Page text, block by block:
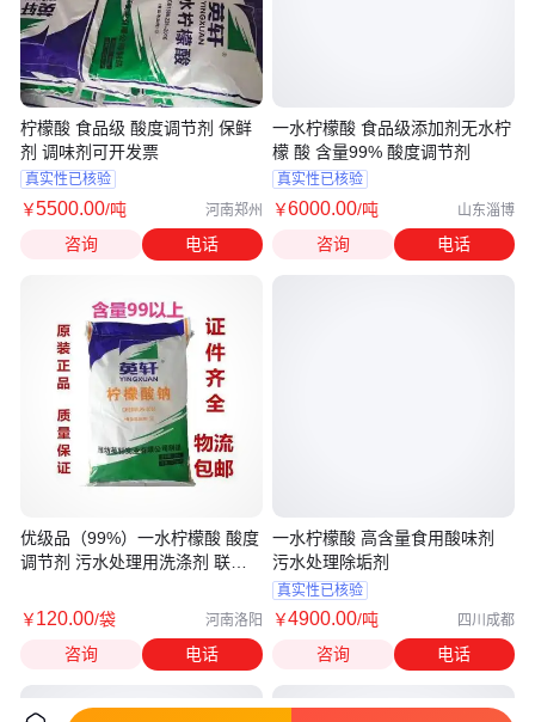
柠檬酸 食品级 酸度调节剂 保鲜
剂 调味剂可开发票
真实性已核验
￥5500.00/吨 河南郑州
咨询 电话
优级品（99%）一水柠檬酸 酸度
调节剂 污水处理用洗涤剂 联业
￥120.00/袋 河南洛阳
咨询 电话
一水柠檬酸 食品级添加剂无水柠
檬 酸 含量99% 酸度调节剂
真实性已核验
￥6000.00/吨 山东淄博
咨询 电话
一水柠檬酸 高含量食用酸味剂
污水处理除垢剂
真实性已核验
￥4900.00/吨 四川成都
咨询 电话